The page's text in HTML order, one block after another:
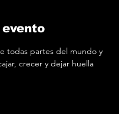
todas partes del mundo y
crecer y dejar huella